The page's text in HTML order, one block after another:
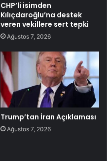
CHP’li isimden
Kılıçdaroğlu’na destek
veren vekillere sert tepki
Ağustos 7, 2026
Trump’tan İran Açıklaması
Ağustos 7, 2026